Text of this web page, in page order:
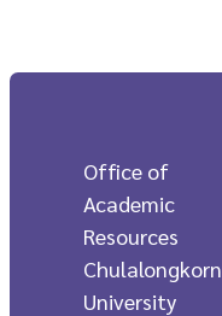
Office of
Academic
Resources
Chulalongkorn
University